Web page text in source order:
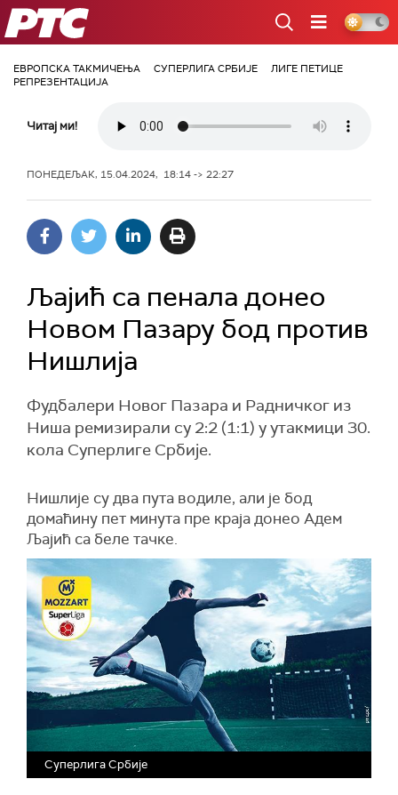
РТС
ЕВРОПСКА ТАКМИЧЕЊА СУПЕРЛИГА СРБИЈЕ
ЛИГЕ ПЕТИЦЕ
РЕПРЕЗЕНТАЦИЈА
Читај ми!
ПОНЕДЕЉАК, 15.04.2024, 18:14 -> 22:27
Љајић са пенала донео
Новом Пазару бод против
Нишлија
Фудбалери Новог Пазара и Радничког из
Ниша ремизирали су 2:2 (1:1) у утакмици 30.
кола Суперлиге Србије.
Нишлије су два пута водиле, али је бод
домаћину пет минута пре краја донео Адем
Љајић са беле тачке.
Суперлига Србије